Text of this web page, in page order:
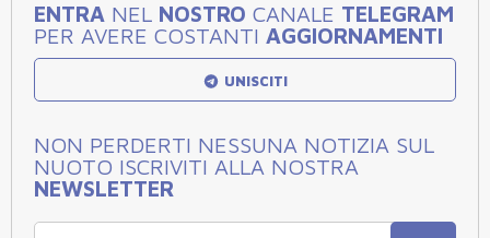
ENTRA NEL NOSTRO CANALE TELEGRAM
PER AVERE COSTANTI AGGIORNAMENTI
UNISCITI
NON PERDERTI NESSUNA NOTIZIA SUL
NUOTO ISCRIVITI ALLA NOSTRA
NEWSLETTER